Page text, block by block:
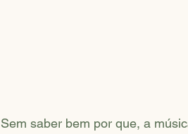
Sem saber bem por que, a